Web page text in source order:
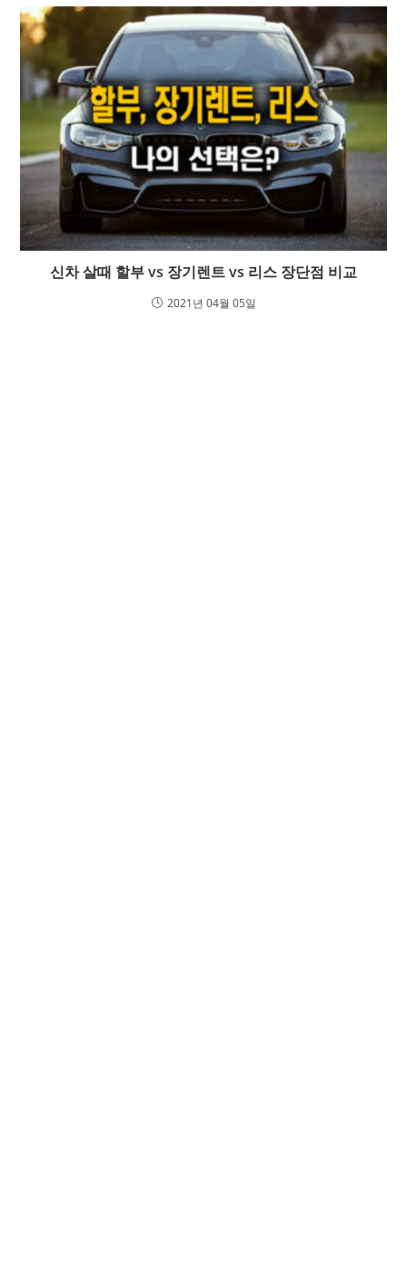
신차 살때 할부 vs 장기렌트 vs 리스 장단점 비교
2021년 04월 05일